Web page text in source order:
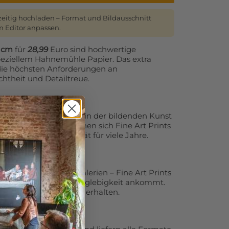
hochladen – Format und Bildausschnitt
Editor anpassen.
für 28,99Euro sind hochwertige
Hahnemühle Papier. Das extra
höchsten Anforderungen an
und Detailtreue.
wird traditionell in der bildenden Kunst
Dadurch eignen sich Fine Art Prints
Museumsqualität für viele Jahre.
Künstler oder Galerien – Fine Art Prints
auf Qualität und Langlebigkeit ankommt.
scharf und farbtreu erhalten.